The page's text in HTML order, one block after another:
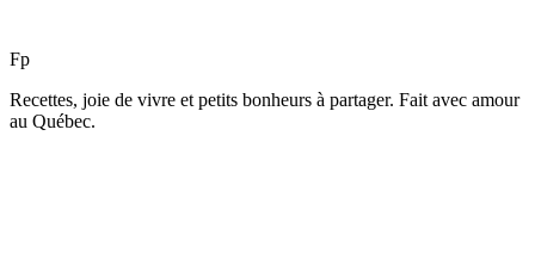
Fp
Recettes, joie de vivre et petits bonheurs à partager. Fait avec amour
au Québec.